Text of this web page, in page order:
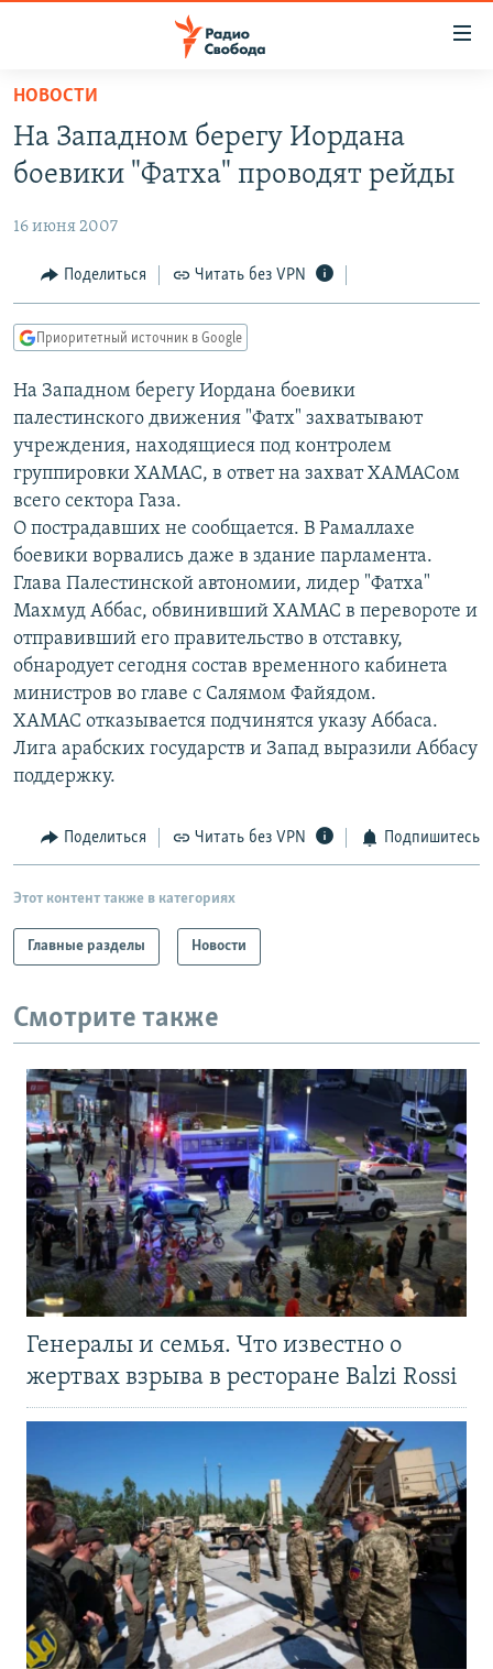
упрощенного
доступа
Вернуться
основному
Вернутся
главной
навигации
Вернутся
поиску
ПОДКАСТЫ
ЦИТАТЫ СВОБОДЫ
МНЕНИЯ
IDEL.РЕАЛИИ
КАВКАЗ.РЕАЛИИ
СИБИРЬ.РЕАЛИИ
РАСПИСАНИЕ ВЕЩАНИЯ
ПОДПИШИТЕСЬ НА РАССЫЛКУ
СОЦИАЛЬНЫЕ СЕТИ
Все сайты РСЕ/РС
НОВОСТИ
На Западном берегу Иордана
боевики "Фатха" проводят рейды
16 июня 2007
Поделиться Читать без VPN
Приоритетный источник в Google
На Западном берегу Иордана боевики
палестинского движения "Фатх" захватывают
учреждения, находящиеся под контролем
группировки ХАМАС, в ответ на захват ХАМАСом
всего сектора Газа.
О пострадавших не сообщается. В Рамаллахе
боевики ворвались даже в здание парламента.
Глава Палестинской автономии, лидер "Фатха"
Махмуд Аббас, обвинивший ХАМАС в перевороте и
отправивший его правительство в отставку,
обнародует сегодня состав временного кабинета
министров во главе с Салямом Файядом.
ХАМАС отказывается подчинятся указу Аббаса.
Лига арабских государств и Запад выразили Аббасу
поддержку.
Поделиться Читать без VPN Подпишитесь
Этот контент также в категориях
Главные разделы Новости
Смотрите также
Генералы и семья. Что известно о
жертвах взрыва в ресторане Balzi Rossi